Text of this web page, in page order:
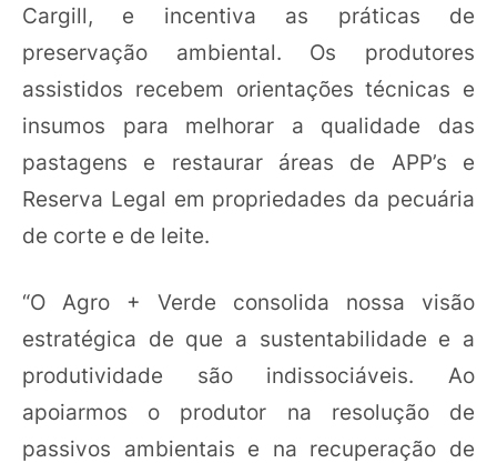
Cargill, e incentiva as práticas de
preservação ambiental. Os produtores
assistidos recebem orientações técnicas e
insumos para melhorar a qualidade das
pastagens e restaurar áreas de APP’s e
Reserva Legal em propriedades da pecuária
de corte e de leite.
“O Agro + Verde consolida nossa visão
estratégica de que a sustentabilidade e a
produtividade são indissociáveis. Ao
apoiarmos o produtor na resolução de
passivos ambientais e na recuperação de